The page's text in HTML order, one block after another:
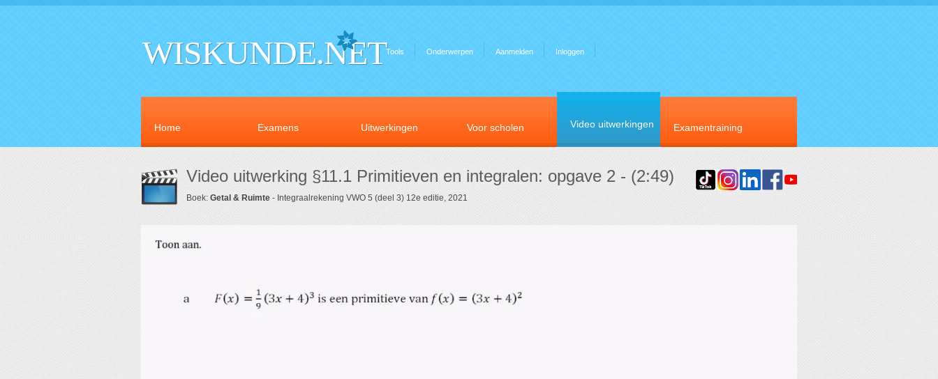
WISKUNDE.NETTools Onderwerpen Aanmelden Inloggen
Home Examens Uitwerkingen Voor scholen Video uitwerkingen Examentraining
Video uitwerking §11.1 Primitieven en integralen: opgave 2 - (2:49)
Boek: Getal & Ruimte - Integraalrekening VWO 5 (deel 3) 12e editie, 2021